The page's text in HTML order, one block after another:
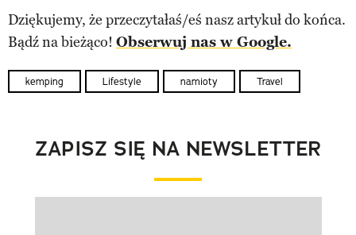
Dziękujemy, że przeczytałaś/eś nasz artykuł do końca.
Bądź na bieżąco! Obserwuj nas w Google.
kemping Lifestyle namioty Travel
ZAPISZ SIĘ NA NEWSLETTER